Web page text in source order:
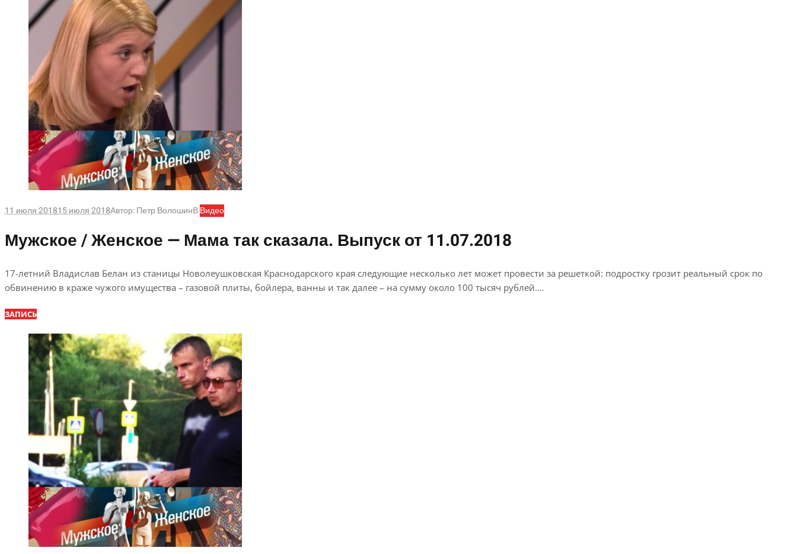
11 июля 201815 июля 2018Автор:Петр ВолошинВВидео
Мужское / Женское — Мама так сказала. Выпуск от 11.07.2018
17-летний Владислав Белан из станицы Новолеушковская Краснодарского края следующие несколько лет может провести за решеткой: подростку грозит реальный срок по
обвинению в краже чужого имущества – газовой плиты, бойлера, ванны и так далее – на сумму около 100 тысяч рублей.…
ЗАПИСЬ